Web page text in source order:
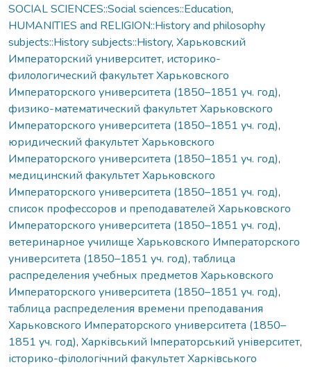
SOCIAL SCIENCES::Social sciences::Education,
HUMANITIES and RELIGION::History and philosophy
subjects::History subjects::History, Харьковский
Императорский университет, историко-
филологический факультет Харьковского
Императорского университета (1850–1851 уч. год),
физико-математический факультет Харьковского
Императорского университета (1850–1851 уч. год),
юридический факультет Харьковского
Императорского университета (1850–1851 уч. год),
медицинский факультет Харьковского
Императорского университета (1850–1851 уч. год),
список профессоров и преподавателей Харьковского
Императорского университета (1850–1851 уч. год),
ветеринарное училище Харьковского Императорского
университета (1850–1851 уч. год), таблица
распределения учебных предметов Харьковского
Императорского университета (1850–1851 уч. год),
таблица распределения времени преподавания
Харьковского Императорского университета (1850–
1851 уч. год), Харківський Імператорський університет,
історико-філологічний факультет Харківського